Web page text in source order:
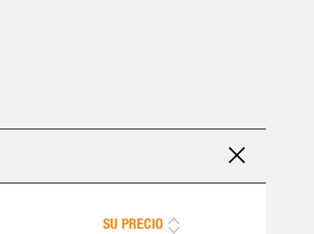
SU PRECIO